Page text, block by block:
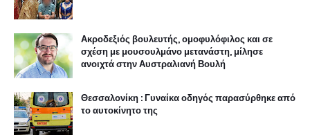
Ακροδεξιός βουλευτής, ομοφυλόφιλος και σε
σχέση με μουσουλμάνο μετανάστη, μίλησε
ανοιχτά στην Αυστραλιανή Βουλή
Θεσσαλονίκη : Γυναίκα οδηγός παρασύρθηκε από
το αυτοκίνητο της